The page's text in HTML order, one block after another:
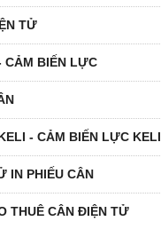
TỬ
CẢM BIẾN LỰC
- CẢM BIẾN LỰC KELI
IN PHIẾU CÂN
THUÊ CÂN ĐIỆN TỬ